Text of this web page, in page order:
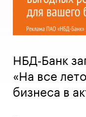
НБД‑Банк
«На все
бизнеса в